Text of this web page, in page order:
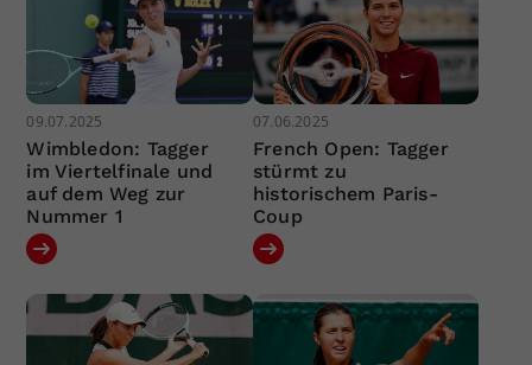
09.07.2025
Wimbledon: Tagger
im Viertelfinale und
auf dem Weg zur
Nummer 1
07.06.2025
French Open: Tagger
stürmt zu
historischem Paris-
Coup